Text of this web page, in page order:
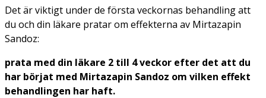
Det är viktigt under de första veckornas behandling att
du och din läkare pratar om effekterna av Mirtazapin
Sandoz:
prata med din läkare 2 till 4 veckor efter det att du
har börjat med Mirtazapin Sandoz om vilken effekt
behandlingen har haft.